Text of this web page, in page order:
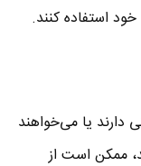
استفاده کنند.
دارند یا می‌خواهند
ممکن است از